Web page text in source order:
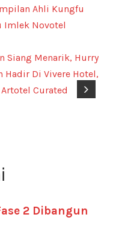
Ahli Kungfu
Imlek Novotel
Siang Menarik, Hurry
Hadir Di Vivere Hotel,
Artotel Curated